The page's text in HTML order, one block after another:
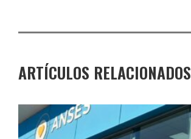
ARTÍCULOS RELACIONADOS